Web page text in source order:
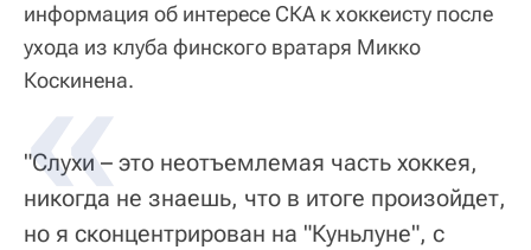
информация об интересе СКА к хоккеисту после
ухода из клуба финского вратаря Микко
Коскинена.
"Слухи – это неотъемлемая часть хоккея,
никогда не знаешь, что в итоге произойдет,
но я сконцентрирован на "Куньлуне", с